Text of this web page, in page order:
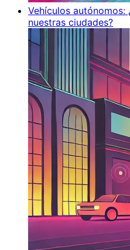
Vehículos autónomos:
nuestras ciudades?